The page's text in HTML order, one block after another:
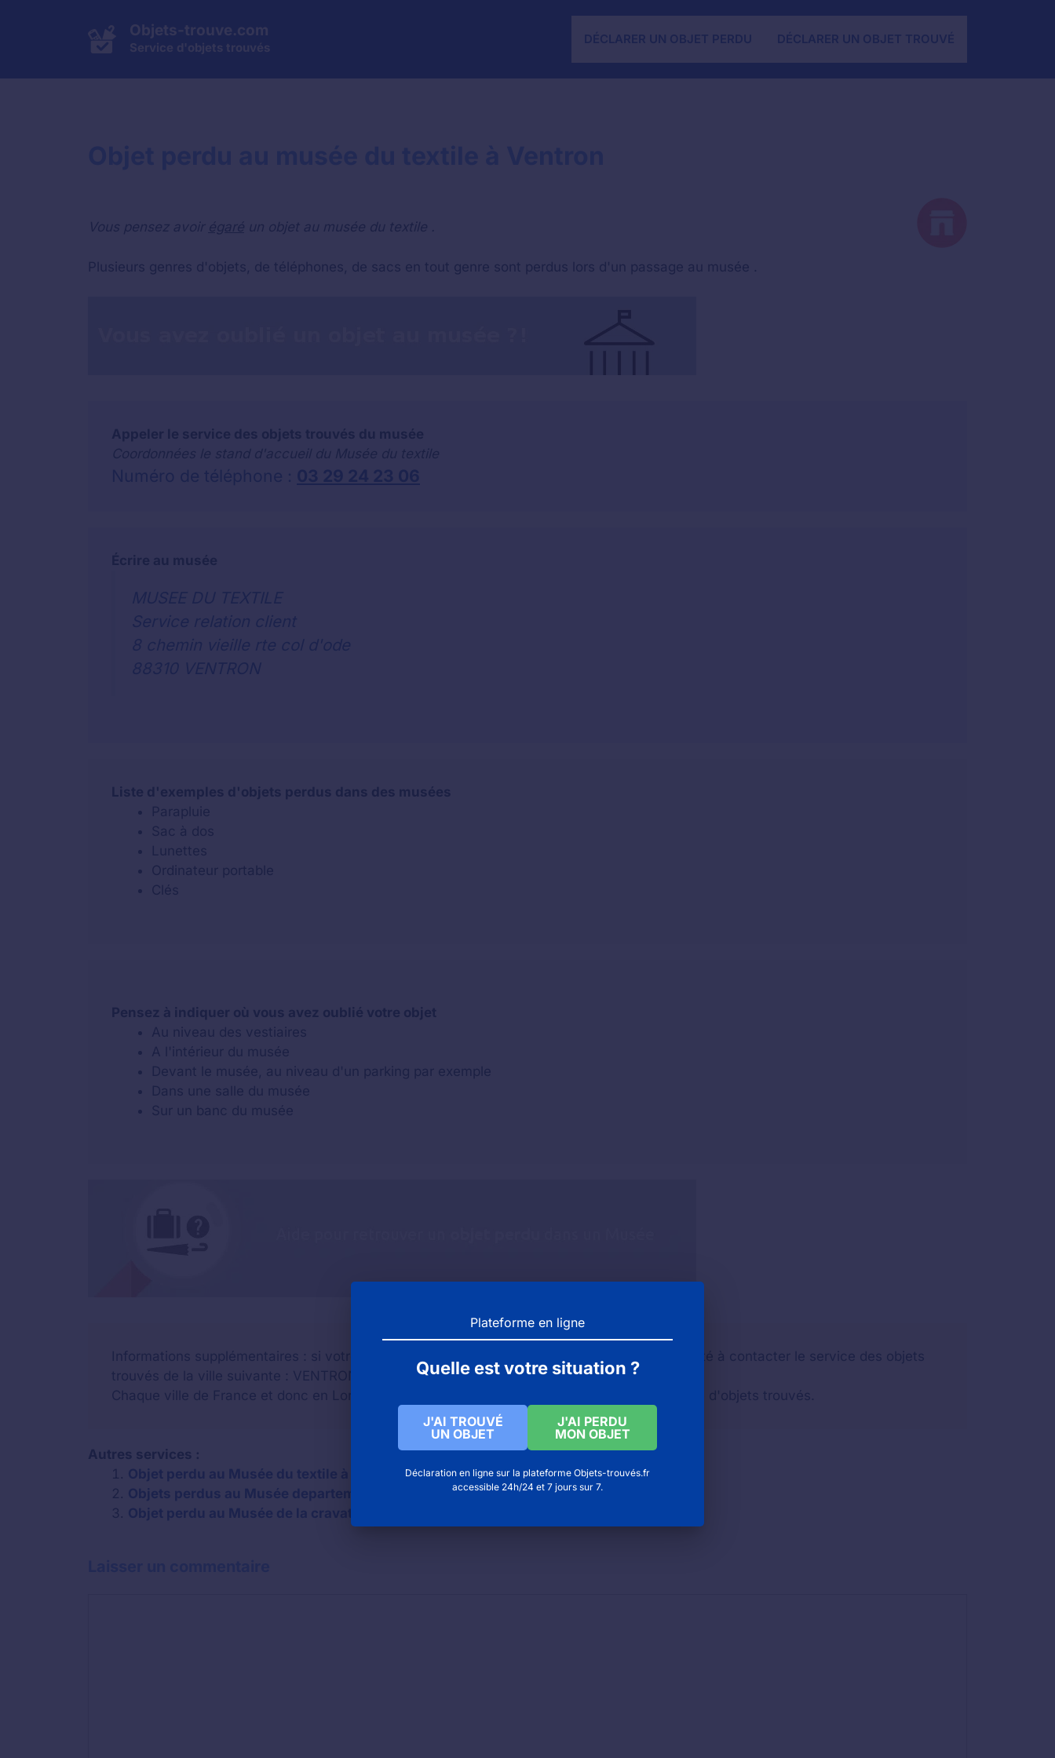
Objets-trouve.com
Service d'objets trouvés
DÉCLARER UN OBJET PERDU DÉCLARER UN OBJET TROUVÉ
Vous pensez avoir égaré un objet au musée du textile .
Plusieurs genres d'objets, de téléphones, de sacs en tout genre sont perdus lors d'un passage au musée .
Liste d'exemples d'objets perdus dans des musées
Parapluie
Sac à dos
Lunettes
Ordinateur portable
Clés
Pensez à indiquer où vous avez oublié votre objet
Au niveau des vestiaires
A l'intérieur du musée
Devant le musée, au niveau d'un parking par exemple
Dans une salle du musée
Sur un banc du musée
Informations supplémentaires : si votre objet perdu ne se trouve pas au musée vous êtes invité à contacter le service des objets
trouvés de la ville suivante : VENTRON.
Chaque ville de France et donc en Lorraine et également dans le 88 se doit d'avoir un service d'objets trouvés.
Autres services :
Objet perdu au Musée du textile à Cholet
Objets perdus au Musée departemental du textile à Lavelanet
Objet perdu au Musée de la cravate et du textile à Panissieres
Plateforme en ligne
Quelle est votre situation ?
J'AI TROUVÉ
UN OBJET
J'AI PERDU
MON OBJET
Déclaration en ligne sur la plateforme Objets-trouvés.fr
accessible 24h/24 et 7 jours sur 7.